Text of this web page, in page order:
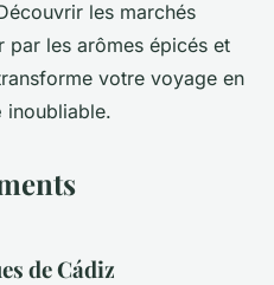
les marchés
par les arômes épicés et
votre voyage en
inoubliable.
de Cádiz